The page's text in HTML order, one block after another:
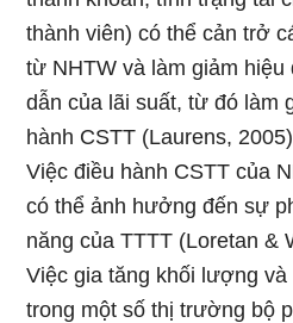
thành viên) có thể cản trở
từ NHTW và làm giảm hiệu
dẫn của lãi suất, từ đó làm
hành CSTT (Laurens,
Việc điều hành CSTT của
có thể ảnh hưởng đến sự
năng của TTTT (Loretan &
Việc gia tăng khối lượng và
trong một số thị trường bộ